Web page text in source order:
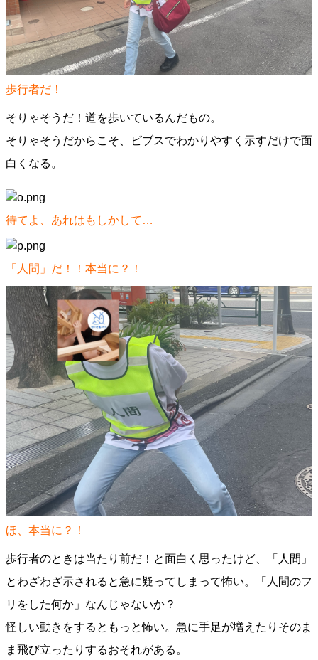
歩行者だ！
そりゃそうだ！道を歩いているんだもの。
そりゃそうだからこそ、ビブスでわかりやすく示すだけで面
白くなる。
待てよ、あれはもしかして…
「人間」だ！！本当に？！
ほ、本当に？！
歩行者のときは当たり前だ！と面白く思ったけど、「人間」
とわざわざ示されると急に疑ってしまって怖い。「人間のフ
リをした何か」なんじゃないか？
怪しい動きをするともっと怖い。急に手足が増えたりそのま
ま飛び立ったりするおそれがある。